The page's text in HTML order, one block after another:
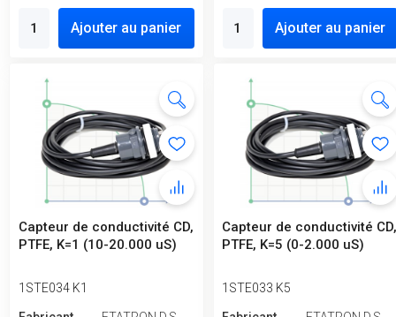
Ajouter au panier Ajouter au panier
Capteur de conductivité CD,
PTFE, K=1 (10-20.000 uS)
1STE034 K1
Capteur de conductivité
PTFE, K=5 (0-2.000 uS)
1STE033 K5